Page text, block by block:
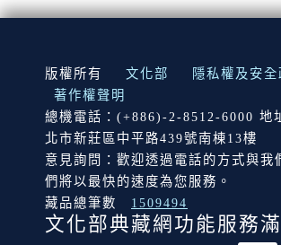
:::
版權所有 文化部
隱私權及安
著作權聲明
總機電話：(+886)-2-8512-6000 地
北市新莊區中平路439號南棟13樓
意見詢問：歡迎透過電話的方式與我
們將以最快的速度為您服務。
藏品總筆數
1509494
文化部典藏網功能服務